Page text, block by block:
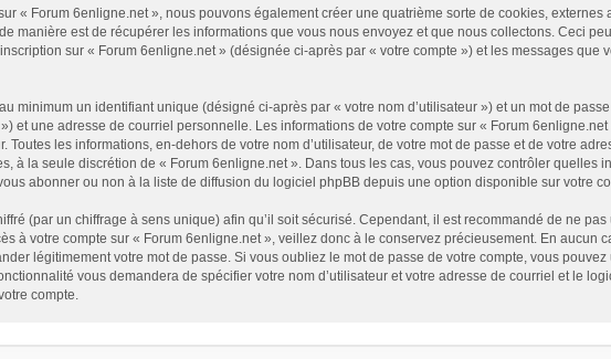
« Forum 6enligne.net », nous pouvons également créer une quatrième sorte de cookies,
manière est de récupérer les informations que vous nous envoyez et que nous collectons. Ceci
sur « Forum 6enligne.net » (désignée ci-après par « votre compte ») et les messages
minimum un identifiant unique (désigné ci-après par « votre nom d’utilisateur ») et un mot de
et une adresse de courriel personnelle. Les informations de votre compte sur « Forum
Toutes les informations, en-dehors de votre nom d’utilisateur, de votre mot de passe et de votre
à la seule discrétion de « Forum 6enligne.net ». Dans tous les cas, vous pouvez contrôler
abonner ou non à la liste de diffusion du logiciel phpBB depuis une option disponible sur votre
(par un chiffrage à sens unique) afin qu’il soit sécurisé. Cependant, il est recommandé de ne
à votre compte sur « Forum 6enligne.net », veillez donc à le conservez précieusement. En
légitimement votre mot de passe. Si vous oubliez le mot de passe de votre compte, vous
vous demandera de spécifier votre nom d’utilisateur et votre adresse de courriel et le
compte.